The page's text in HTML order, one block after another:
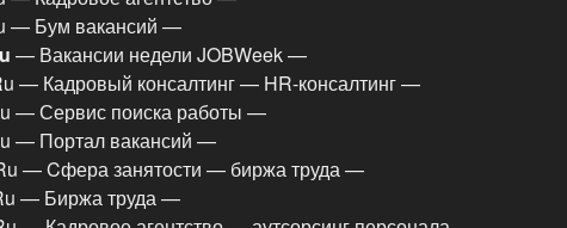
— Бум вакансий —
— Вакансии недели JOBWeek —
— Кадровый консалтинг — HR-консалтинг —
— Сервис поиска работы —
— Портал вакансий —
— Cфера занятости — биржа труда —
— Биржа труда —